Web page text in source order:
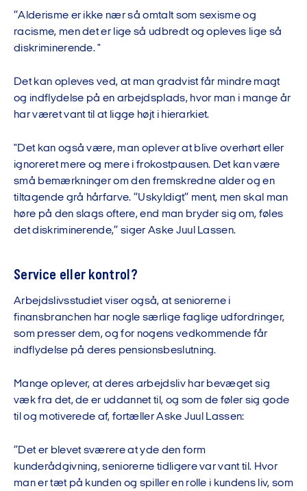
”Alderisme er ikke nær så omtalt som sexisme og
racisme, men det er lige så udbredt og opleves lige så
diskriminerende. "
Det kan opleves ved, at man gradvist får mindre magt
og indflydelse på en arbejdsplads, hvor man i mange år
har været vant til at ligge højt i hierarkiet.
"Det kan også være, man oplever at blive overhørt eller
ignoreret mere og mere i frokostpausen. Det kan være
små bemærkninger om den fremskredne alder og en
tiltagende grå hårfarve. ”Uskyldigt” ment, men skal man
høre på den slags oftere, end man bryder sig om, føles
det diskriminerende,” siger Aske Juul Lassen.
Service eller kontrol?
Arbejdslivsstudiet viser også, at seniorerne i
finansbranchen har nogle særlige faglige udfordringer,
som presser dem, og for nogens vedkommende får
indflydelse på deres pensionsbeslutning.
Mange oplever, at deres arbejdsliv har bevæget sig
væk fra det, de er uddannet til, og som de føler sig gode
til og motiverede af, fortæller Aske Juul Lassen:
”Det er blevet sværere at yde den form
kunderådgivning, seniorerne tidligere var vant til. Hvor
man er tæt på kunden og spiller en rolle i kundens liv, som